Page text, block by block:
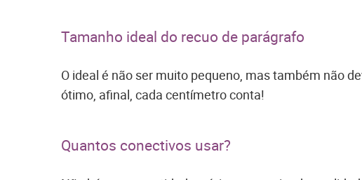
Tamanho ideal do recuo de parágrafo
O ideal é não ser muito pequeno, mas também não
ótimo, afinal, cada centímetro conta!
Quantos conectivos usar?